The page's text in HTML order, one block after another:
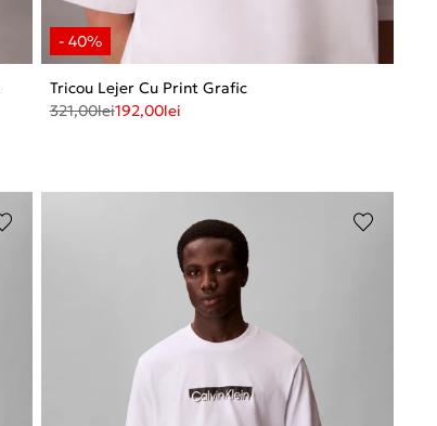
Tricou Lejer Cu Print Grafic
321,00lei192,00lei